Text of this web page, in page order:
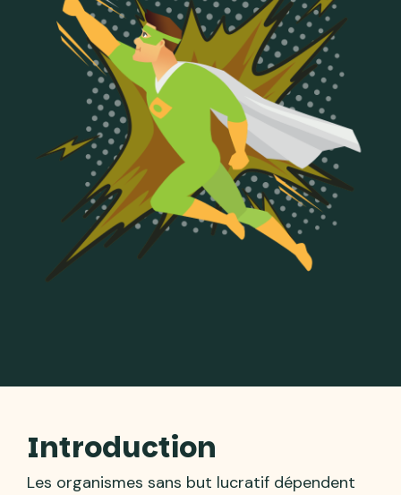
Introduction
Les organismes sans but lucratif dépendent